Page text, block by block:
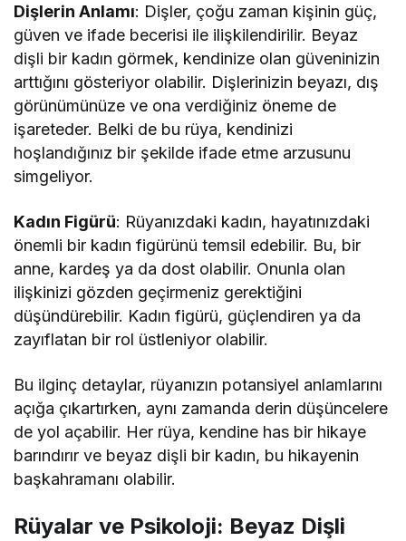
Dişlerin Anlamı: Dişler, çoğu zaman kişinin güç,
güven ve ifade becerisi ile ilişkilendirilir. Beyaz
dişli bir kadın görmek, kendinize olan güveninizin
arttığını gösteriyor olabilir. Dişlerinizin beyazı, dış
görünümünüze ve ona verdiğiniz öneme de
işareteder. Belki de bu rüya, kendinizi
hoşlandığınız bir şekilde ifade etme arzusunu
simgeliyor.
Kadın Figürü: Rüyanızdaki kadın, hayatınızdaki
önemli bir kadın figürünü temsil edebilir. Bu, bir
anne, kardeş ya da dost olabilir. Onunla olan
ilişkinizi gözden geçirmeniz gerektiğini
düşündürebilir. Kadın figürü, güçlendiren ya da
zayıflatan bir rol üstleniyor olabilir.
Bu ilginç detaylar, rüyanızın potansiyel anlamlarını
açığa çıkartırken, aynı zamanda derin düşüncelere
de yol açabilir. Her rüya, kendine has bir hikaye
barındırır ve beyaz dişli bir kadın, bu hikayenin
başkahramanı olabilir.
Rüyalar ve Psikoloji: Beyaz Dişli